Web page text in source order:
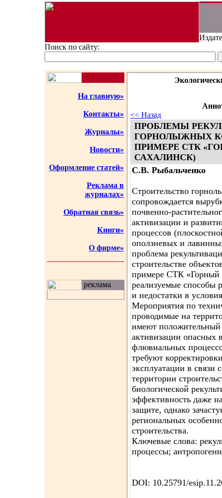
Поиск по сайту:
На главную»
Контакты»
Журналы»
Новости»
Оформление статей»
Реклама в
журналах»
Обратная связь»
Книги»
О фирме»
реклама
<< Назад
ПРОБЛЕМЫ
ГОРНОЛЫЖНЫХ
ПРИМЕРЕ СТК
САХАЛИНСК)
С.В. Рыбальченко
Строительство
сопровождается
почвенно-
активизации и
процессов
оползневых и
проблема
строительстве
примере СТК «Горный
реализуемые способы
и недостатки в
Мероприятия по
проводимые на
имеют положительный
активизации опасных
флювиальных
требуют
эксплуатации в
территории
биологической
эффективность даже
защите, однако
региональных
строительства.
Ключевые слова:
процессы;
DOI: 10.25791/